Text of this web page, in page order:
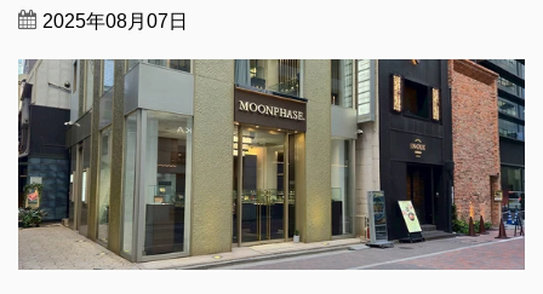
2025年08月07日